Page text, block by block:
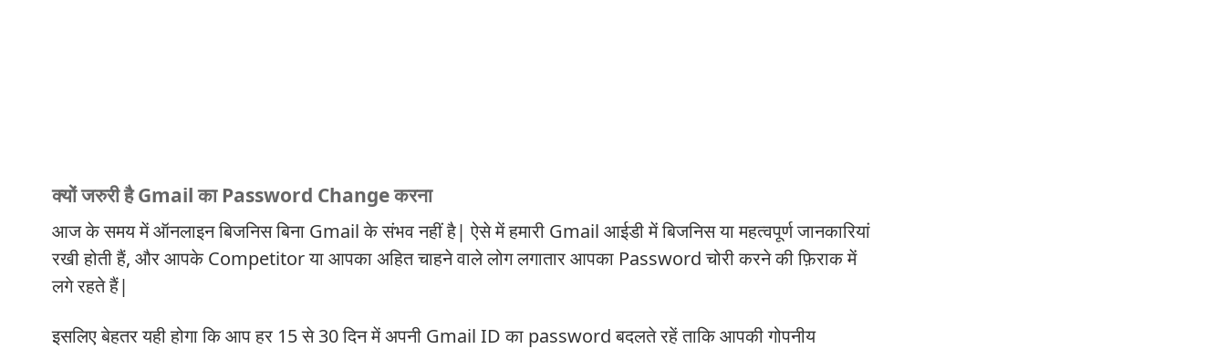
क्यों जरुरी है Gmail का Password Change करना
आज के समय में ऑनलाइन बिजनिस बिना Gmail के संभव नहीं है| ऐसे में हमारी Gmail आईडी में बिजनिस या महत्वपूर्ण जानकारियां
रखी होती हैं, और आपके Competitor या आपका अहित चाहने वाले लोग लगातार आपका Password चोरी करने की फ़िराक में
लगे रहते हैं|
इसलिए बेहतर यही होगा कि आप हर 15 से 30 दिन में अपनी Gmail ID का password बदलते रहें ताकि आपकी गोपनीय